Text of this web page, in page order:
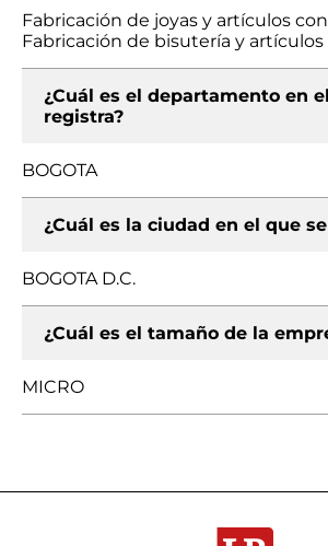
Fabricación de joyas y artículos
Fabricación de bisutería y
¿Cuál es el departamento en
registra?
BOGOTA
¿Cuál es la ciudad en el que
BOGOTA D.C.
¿Cuál es el tamaño de la
MICRO